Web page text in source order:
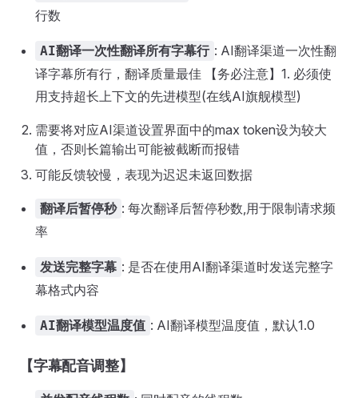
行数
AI翻译一次性翻译所有字幕行 : AI翻译渠道一次性翻
译字幕所有行，翻译质量最佳 【务必注意】1. 必须使
用支持超长上下文的先进模型(在线AI旗舰模型)
需要将对应AI渠道设置界面中的max token设为较大
值，否则长篇输出可能被截断而报错
可能反馈较慢，表现为迟迟未返回数据
翻译后暂停秒 : 每次翻译后暂停秒数,用于限制请求频
率
发送完整字幕 : 是否在使用AI翻译渠道时发送完整字
幕格式内容
AI翻译模型温度值 : AI翻译模型温度值，默认1.0
【字幕配音调整】